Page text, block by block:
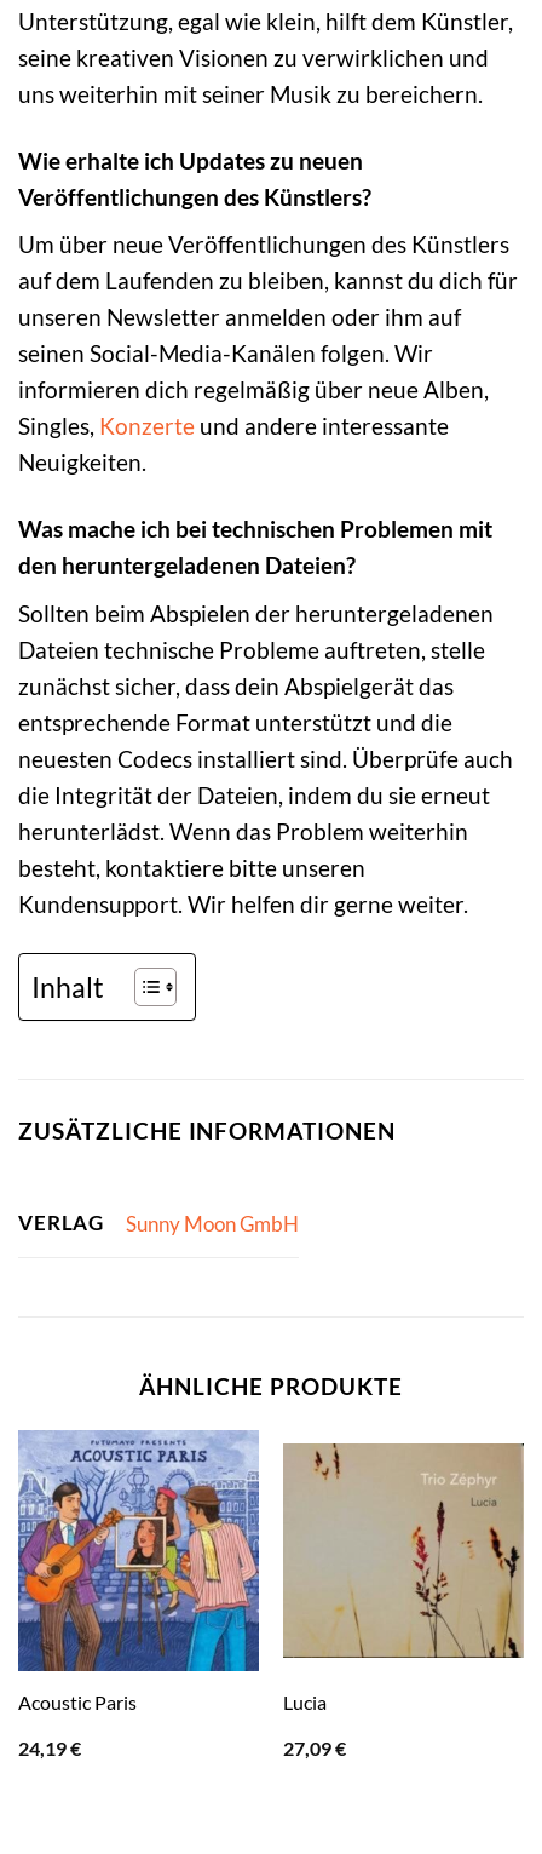
Unterstützung, egal wie klein, hilft dem Künstler,
seine kreativen Visionen zu verwirklichen und
uns weiterhin mit seiner Musik zu bereichern.
Wie erhalte ich Updates zu neuen
Veröffentlichungen des Künstlers?
Um über neue Veröffentlichungen des Künstlers
auf dem Laufenden zu bleiben, kannst du dich für
unseren Newsletter anmelden oder ihm auf
seinen Social-Media-Kanälen folgen. Wir
informieren dich regelmäßig über neue Alben,
Singles, Konzerte und andere interessante
Neuigkeiten.
Was mache ich bei technischen Problemen mit
den heruntergeladenen Dateien?
Sollten beim Abspielen der heruntergeladenen
Dateien technische Probleme auftreten, stelle
zunächst sicher, dass dein Abspielgerät das
entsprechende Format unterstützt und die
neuesten Codecs installiert sind. Überprüfe auch
die Integrität der Dateien, indem du sie erneut
herunterlädst. Wenn das Problem weiterhin
besteht, kontaktiere bitte unseren
Kundensupport. Wir helfen dir gerne weiter.
Inhalt
ZUSÄTZLICHE INFORMATIONEN
VERLAG Sunny Moon GmbH
ÄHNLICHE PRODUKTE
Acoustic Paris
24,19€
Lucia
27,09€